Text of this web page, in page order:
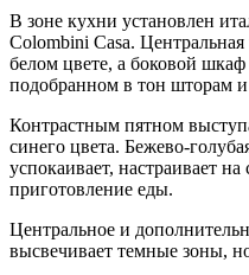
В зоне кухни установлен
Colombini Casa.
белом цвете, а боковой
подобранном в тон шторам
Контрастным пятном
синего цвета. Бежево-
успокаивает, настраивает
приготовление еды.
Центральное и
высвечивает темные зоны,